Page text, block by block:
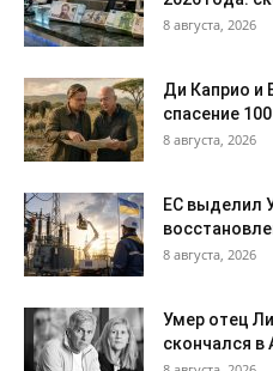
8 августа, 2026
Ди Каприо и
спасение
8 августа, 2026
ЕС выделил
8 августа, 2026
Умер отец
скончался в